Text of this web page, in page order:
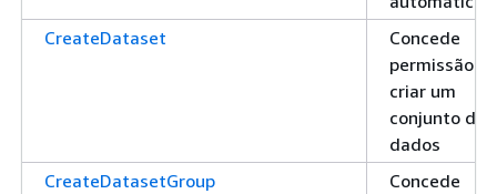
CreateDataset
Concede
permissão
criar um
conjunto de
dados
CreateDatasetGroup
Concede